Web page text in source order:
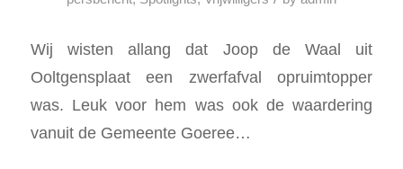
Wij wisten allang dat Joop de Waal uit
Ooltgensplaat een zwerfafval opruimtopper
was. Leuk voor hem was ook de waardering
vanuit de Gemeente Goeree…